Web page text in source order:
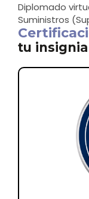
Diplomado
Suministros
tu